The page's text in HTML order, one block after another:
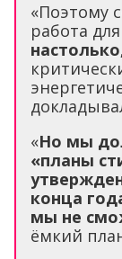
«Поэтому
работа
«Но мы
«планы
конца
мы не
ёмкий